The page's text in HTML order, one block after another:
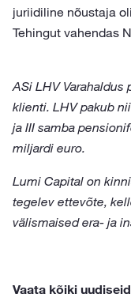
juriidiline nõustaja
Tehingut vahendas
ASi LHV
klienti. LHV pakub
ja III samba
miljardi euro.
Lumi Capital on
tegelev ettevõte,
välismaised era- ja
Vaata kõiki uudiseid